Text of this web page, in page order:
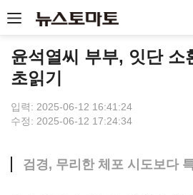
윤석열씨 부부, 잇단
초읽기
입력: 2025-06-12 16:41:24
수정: 2025-06-12 17:24:34
검경, 무리한 체포 시도보다